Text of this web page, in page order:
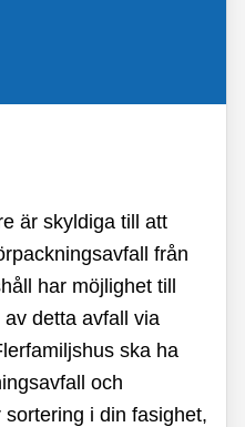
är skyldiga till att
från
har möjlighet till
detta avfall via
ska ha
och
i din fasighet,